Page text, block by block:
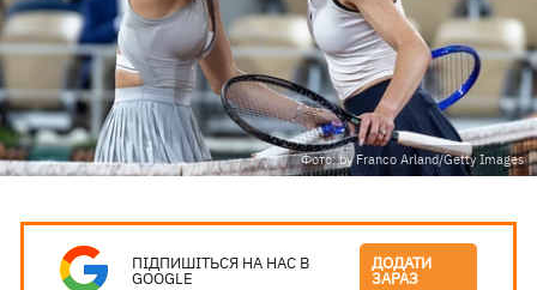
Фото: by Franco Arland/Getty Images
ПІДПИШІТЬСЯ НА НАС В
GOOGLE
ДОДАТИ
ЗАРАЗ